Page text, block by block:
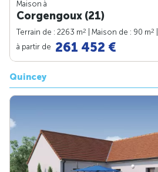
Maison à
Corgengoux (21)
Terrain de : 2263 m2 | Maison de : 90 m2
à partir de 261 452 €
Quincey